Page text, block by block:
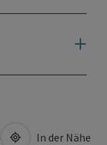
In der Nähe